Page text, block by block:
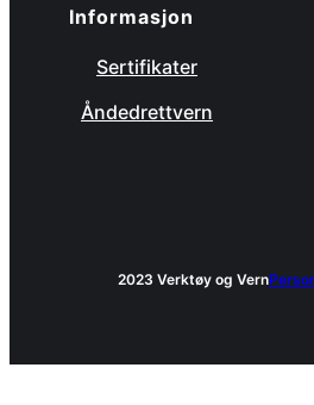
Informasjon
Sertifikater
Åndedrettvern
2023 Verktøy og Vern